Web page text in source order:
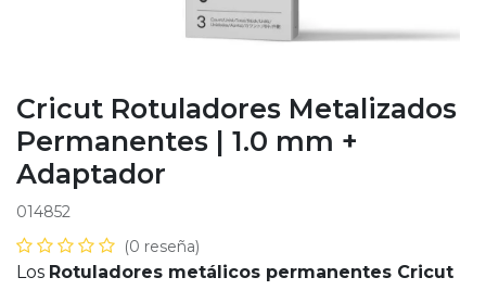
Cricut Rotuladores Metalizados
Permanentes | 1.0 mm +
Adaptador
014852
(0 reseña)
Los Rotuladores metálicos permanentes Cricut